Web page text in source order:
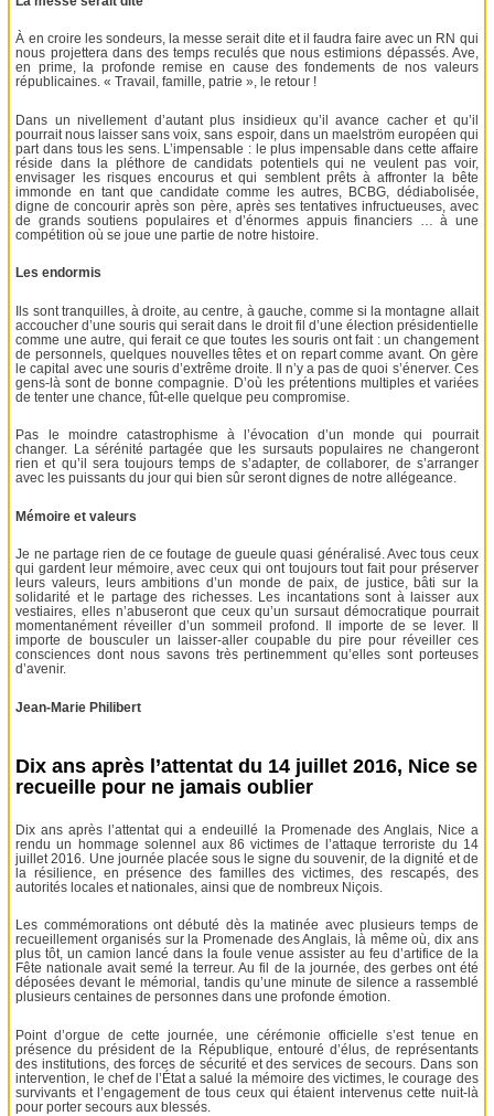
À en croire les sondeurs, la messe serait dite et il faudra faire avec un RN qui
nous projettera dans des temps reculés que nous estimions dépassés. Ave,
en prime, la profonde remise en cause des fondements de nos valeurs
républicaines. « Travail, famille, patrie », le retour !
Dans un nivellement d’autant plus insidieux qu’il avance cacher et qu’il
pourrait nous laisser sans voix, sans espoir, dans un maelström européen qui
part dans tous les sens. L’impensable : le plus impensable dans cette affaire
réside dans la pléthore de candidats potentiels qui ne veulent pas voir,
envisager les risques encourus et qui semblent prêts à affronter la bête
immonde en tant que candidate comme les autres, BCBG, dédiabolisée,
digne de concourir après son père, après ses tentatives infructueuses, avec
de grands soutiens populaires et d’énormes appuis financiers … à une
compétition où se joue une partie de notre histoire.
Les endormis
Ils sont tranquilles, à droite, au centre, à gauche, comme si la montagne allait
accoucher d’une souris qui serait dans le droit fil d’une élection présidentielle
comme une autre, qui ferait ce que toutes les souris ont fait : un changement
de personnels, quelques nouvelles têtes et on repart comme avant. On gère
le capital avec une souris d’extrême droite. Il n’y a pas de quoi s’énerver. Ces
gens-là sont de bonne compagnie. D’où les prétentions multiples et variées
de tenter une chance, fût-elle quelque peu compromise.
Pas le moindre catastrophisme à l’évocation d’un monde qui pourrait
changer. La sérénité partagée que les sursauts populaires ne changeront
rien et qu’il sera toujours temps de s’adapter, de collaborer, de s’arranger
avec les puissants du jour qui bien sûr seront dignes de notre allégeance.
Mémoire et valeurs
Je ne partage rien de ce foutage de gueule quasi généralisé. Avec tous ceux
qui gardent leur mémoire, avec ceux qui ont toujours tout fait pour préserver
leurs valeurs, leurs ambitions d’un monde de paix, de justice, bâti sur la
solidarité et le partage des richesses. Les incantations sont à laisser aux
vestiaires, elles n’abuseront que ceux qu’un sursaut démocratique pourrait
momentanément réveiller d’un sommeil profond. Il importe de se lever. Il
importe de bousculer un laisser-aller coupable du pire pour réveiller ces
consciences dont nous savons très pertinemment qu’elles sont porteuses
d’avenir.
Jean-Marie Philibert
Dix ans après l’attentat du 14 juillet 2016, Nice se
recueille pour ne jamais oublier
Dix ans après l’attentat qui a endeuillé la Promenade des Anglais, Nice a
rendu un hommage solennel aux 86 victimes de l’attaque terroriste du 14
juillet 2016. Une journée placée sous le signe du souvenir, de la dignité et de
la résilience, en présence des familles des victimes, des rescapés, des
autorités locales et nationales, ainsi que de nombreux Niçois.
Les commémorations ont débuté dès la matinée avec plusieurs temps de
recueillement organisés sur la Promenade des Anglais, là même où, dix ans
plus tôt, un camion lancé dans la foule venue assister au feu d’artifice de la
Fête nationale avait semé la terreur. Au fil de la journée, des gerbes ont été
déposées devant le mémorial, tandis qu’une minute de silence a rassemblé
plusieurs centaines de personnes dans une profonde émotion.
Point d’orgue de cette journée, une cérémonie officielle s’est tenue en
présence du président de la République, entouré d’élus, de représentants
des institutions, des forces de sécurité et des services de secours. Dans son
intervention, le chef de l’État a salué la mémoire des victimes, le courage des
survivants et l’engagement de tous ceux qui étaient intervenus cette nuit-là
pour porter secours aux blessés.